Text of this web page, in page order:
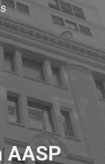
AASP